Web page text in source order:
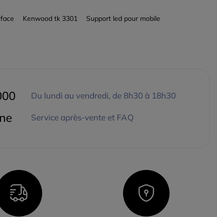
Kenwood tk 3301 Support led pour mobile
Du lundi au vendredi, de 8h30 à 18h30
Service après-vente et FAQ